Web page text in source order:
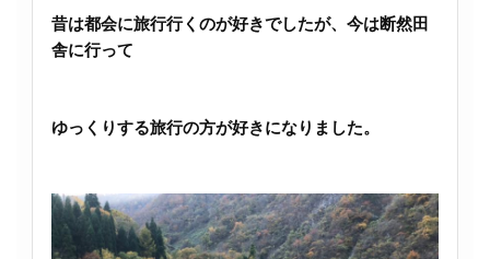
昔は都会に旅行行くのが好きでしたが、今は断然田
舎に行って
ゆっくりする旅行の方が好きになりました。